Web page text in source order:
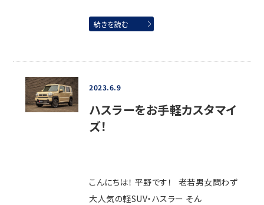
続きを読む
2023.6.9
ハスラーをお手軽カスタマイ
ズ！
こんにちは！ 平野です！ 老若男女問わず
大人気の軽SUV・ハスラー そん